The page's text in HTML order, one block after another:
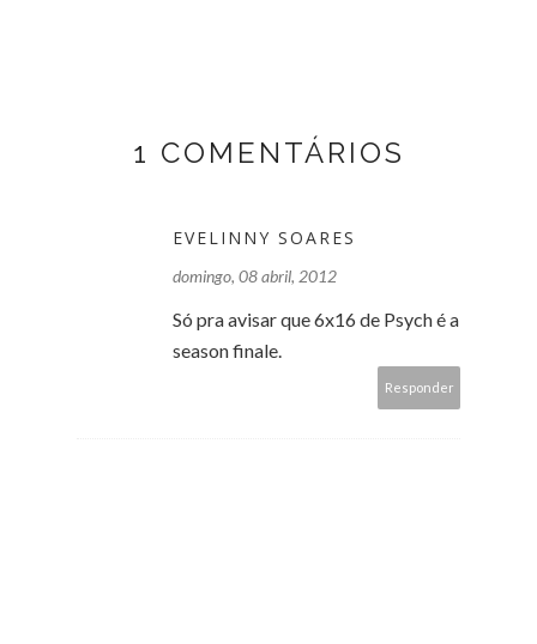
1 COMENTÁRIOS
EVELINNY SOARES
domingo, 08 abril, 2012
Só pra avisar que 6x16 de Psych é a
season finale.
Responder